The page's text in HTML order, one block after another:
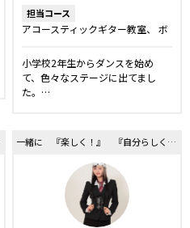
担当コース
アコースティックギター教室
ボ
スン
ダンス
小学校2年生からダンスを始め
て、色々なステージに出てまし
た。…
一緒に 『楽しく！』 『自分らしく』！！を見つけよう！！！